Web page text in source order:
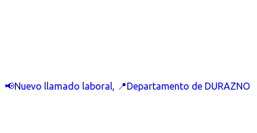
📢Nuevo llamado laboral, 📍Departamento de DURAZNO